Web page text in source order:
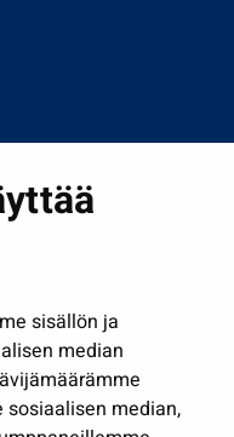
sisällön ja
median
median,